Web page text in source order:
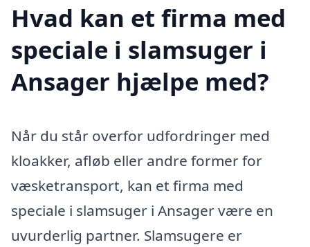
Hvad kan et firma med
speciale i slamsuger i
Ansager hjælpe med?
Når du står overfor udfordringer med
kloakker, afløb eller andre former for
væsketransport, kan et firma med
speciale i slamsuger i Ansager være en
uvurderlig partner. Slamsugere er